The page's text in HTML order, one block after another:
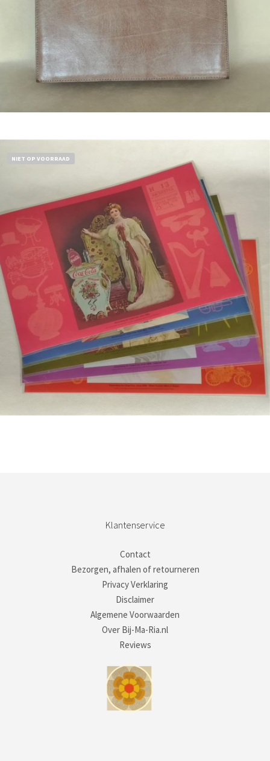
NIET OP VOORRAAD
Klantenservice
Contact
Bezorgen, afhalen of retourneren
Privacy Verklaring
Disclaimer
Algemene Voorwaarden
Over Bij-Ma-Ria.nl
Reviews